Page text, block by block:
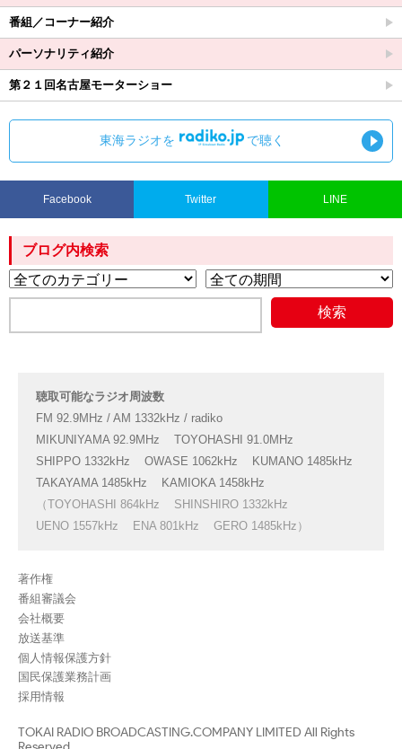
番組／コーナー紹介
パーソナリティ紹介
第２１回名古屋モーターショー
東海ラジオを で聴く
Facebook Twitter LINE
ブログ内検索
聴取可能なラジオ周波数
FM 92.9MHz / AM 1332kHz / radiko
MIKUNIYAMA 92.9MHz
TOYOHASHI 91.0MHz
SHIPPO 1332kHz
OWASE 1062kHz
KUMANO 1485kHz
TAKAYAMA 1485kHz
KAMIOKA 1458kHz
（TOYOHASHI 864kHz
SHINSHIRO 1332kHz
UENO 1557kHz
ENA 801kHz GERO 1485kHz）
著作権
番組審議会
会社概要
放送基準
個人情報保護方針
国民保護業務計画
採用情報
TOKAI RADIO BROADCASTING.COMPANY LIMITED All Rights